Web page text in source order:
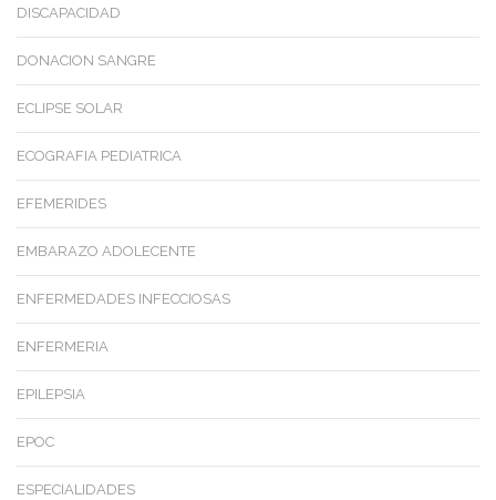
DISCAPACIDAD
DONACION SANGRE
ECLIPSE SOLAR
ECOGRAFIA PEDIATRICA
EFEMERIDES
EMBARAZO ADOLECENTE
ENFERMEDADES INFECCIOSAS
ENFERMERIA
EPILEPSIA
EPOC
ESPECIALIDADES